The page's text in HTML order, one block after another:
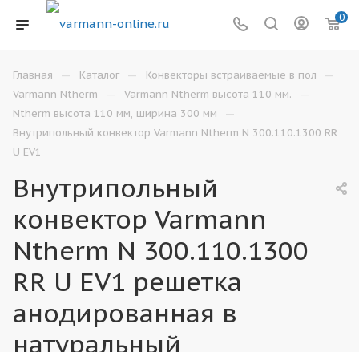
0
Главная — Каталог — Конвекторы встраиваемые в пол —
Varmann Ntherm — Varmann Ntherm высота 110 мм. —
Ntherm высота 110 мм, ширина 300 мм —
Внутрипольный конвектор Varmann Ntherm N 300.110.1300 RR
U EV1
Внутрипольный
конвектор Varmann
Ntherm N 300.110.1300
RR U EV1 решетка
анодированная в
натуральный